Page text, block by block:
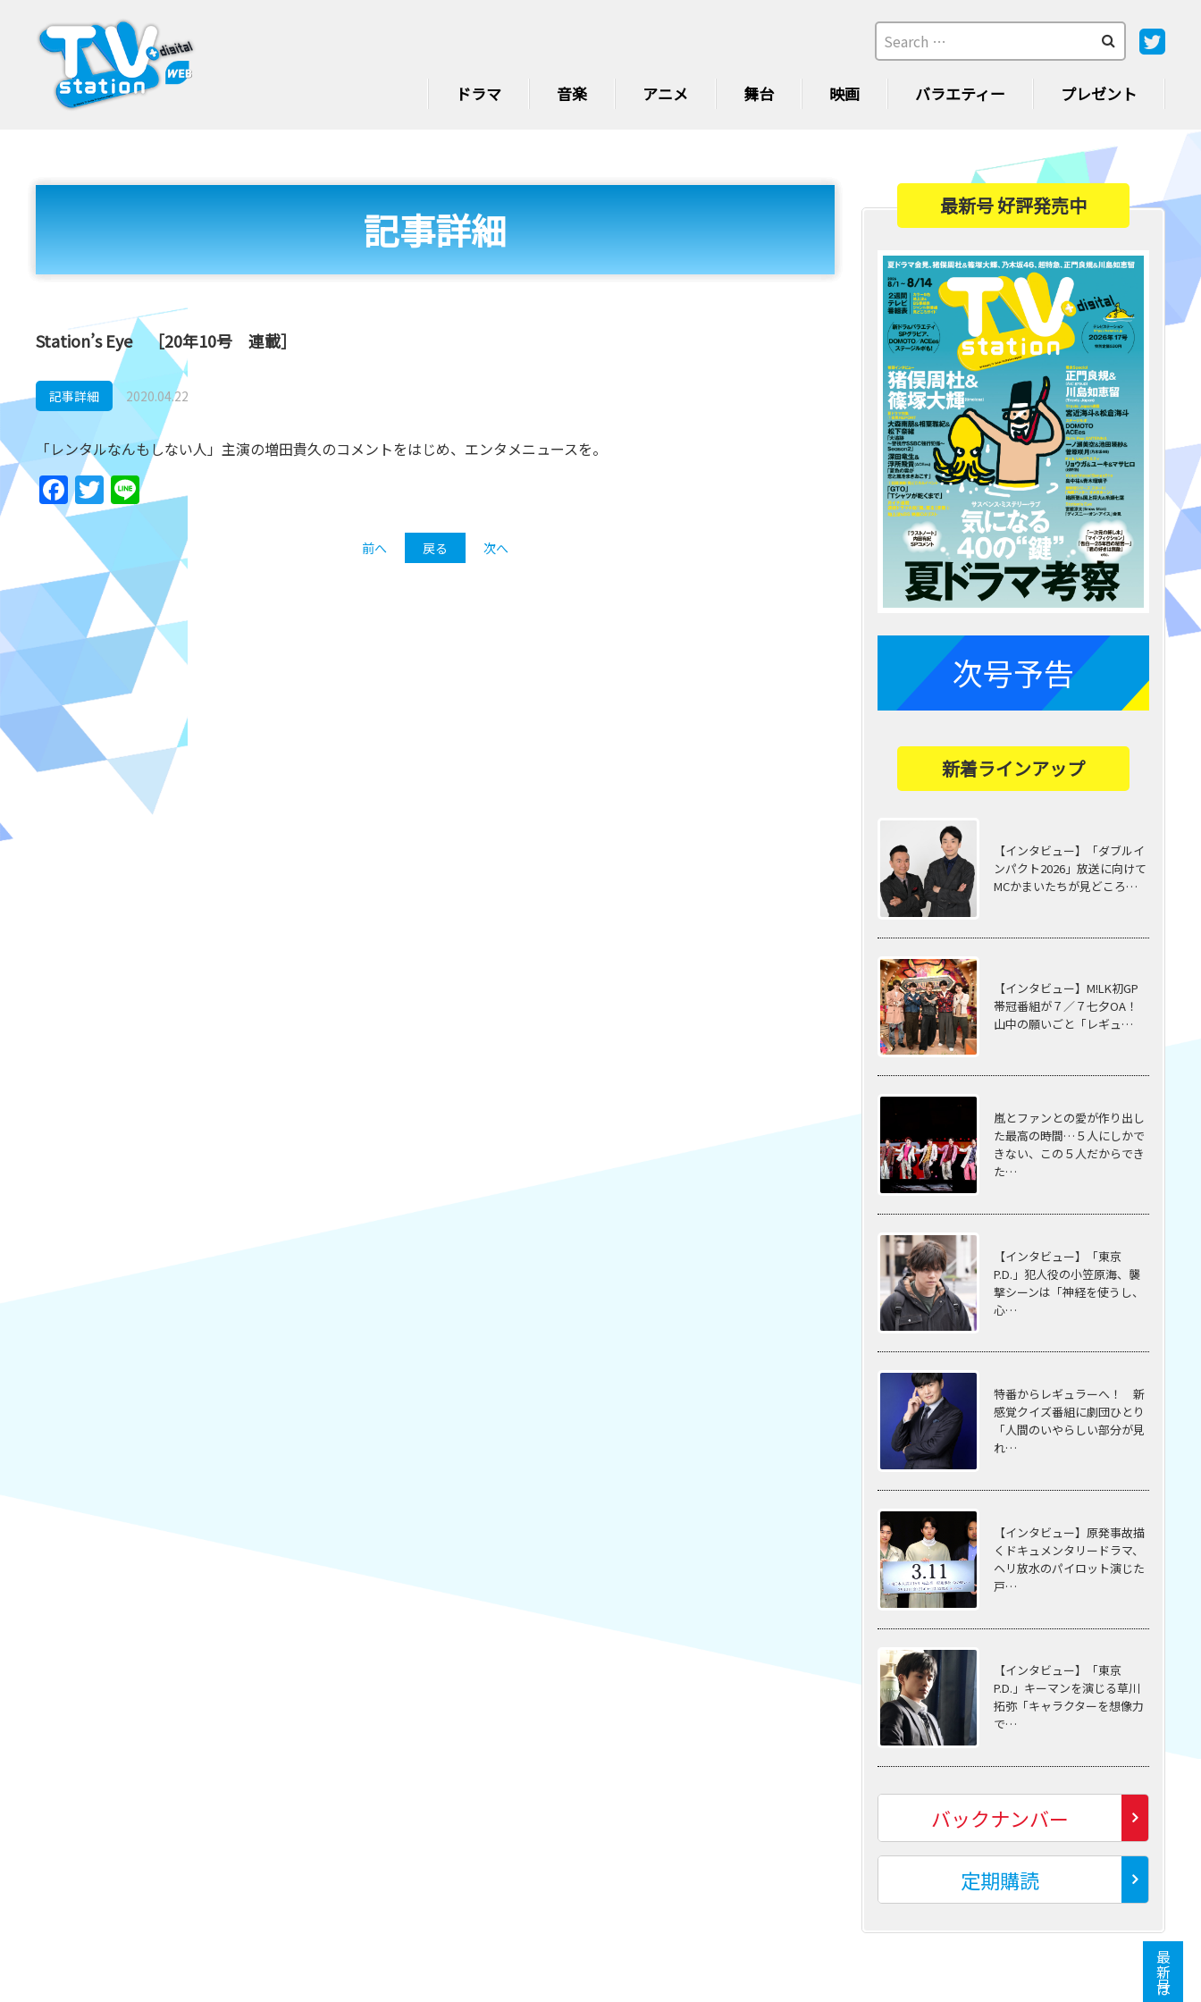
ドラマ 音楽 アニメ 舞台 映画 バラエティー プレゼント
記事詳細
Station’s Eye ［20年10号 連載］
記事詳細 2020.04.22
「レンタルなんもしない人」主演の増田貴久のコメントをはじめ、エンタメニュースを。
Facebook
Twitter
Line
前へ 戻る 次へ
最新号 好評発売中
次号予告
新着ラインアップ
【インタビュー】「ダブルイ
ンパクト2026」放送に向けて
MCかまいたちが見どころ…
【インタビュー】M!LK初GP
帯冠番組が７／７七夕OA！
山中の願いごと「レギュ…
嵐とファンとの愛が作り出し
た最高の時間…５⼈にしかで
きない、この５⼈だからでき
た…
【インタビュー】「東京
P.D.」犯人役の小笠原海、襲
撃シーンは「神経を使うし、
心…
特番からレギュラーへ！ 新
感覚クイズ番組に劇団ひとり
「人間のいやらしい部分が見
れ…
【インタビュー】原発事故描
くドキュメンタリードラマ、
ヘリ放水のパイロット演じた
戸…
【インタビュー】「東京
P.D.」キーマンを演じる草川
拓弥「キャラクターを想像力
で…
バックナンバー
定期購読